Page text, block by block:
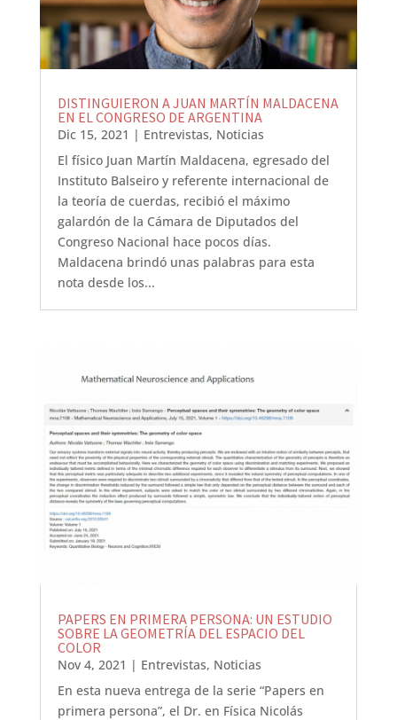
DISTINGUIERON A JUAN MARTÍN MALDACENA
EN EL CONGRESO DE ARGENTINA
Dic 15, 2021 | Entrevistas, Noticias
El físico Juan Martín Maldacena, egresado del
Instituto Balseiro y referente internacional de
la teoría de cuerdas, recibió el máximo
galardón de la Cámara de Diputados del
Congreso Nacional hace pocos días.
Maldacena brindó unas palabras para esta
nota desde los...
PAPERS EN PRIMERA PERSONA: UN ESTUDIO
SOBRE LA GEOMETRÍA DEL ESPACIO DEL
COLOR
Nov 4, 2021 | Entrevistas, Noticias
En esta nueva entrega de la serie “Papers en
primera persona”, el Dr. en Física Nicolás